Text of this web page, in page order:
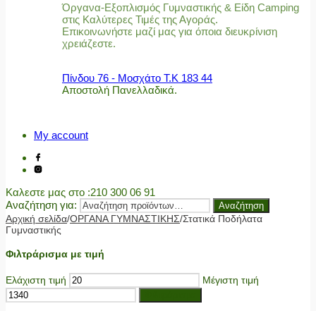
Όργανα-Εξοπλισμός Γυμναστικής & Είδη Camping
στις Καλύτερες Τιμές της Αγοράς.
Επικοινωνήστε μαζί μας για όποια διευκρίνιση
χρειάζεστε.
Πίνδου 76 - Μοσχάτο Τ.Κ 183 44
Αποστολή Πανελλαδικά.
My account
Καλεστε μας στο :210 300 06 91
Αναζήτηση για:
Αναζήτηση
Αρχική σελίδα/ΟΡΓΑΝΑ ΓΥΜΝΑΣΤΙΚΗΣ/Στατικά Ποδήλατα
Γυμναστικής
Φιλτράρισμα με τιμή
Ελάχιστη τιμή Μέγιστη τιμή